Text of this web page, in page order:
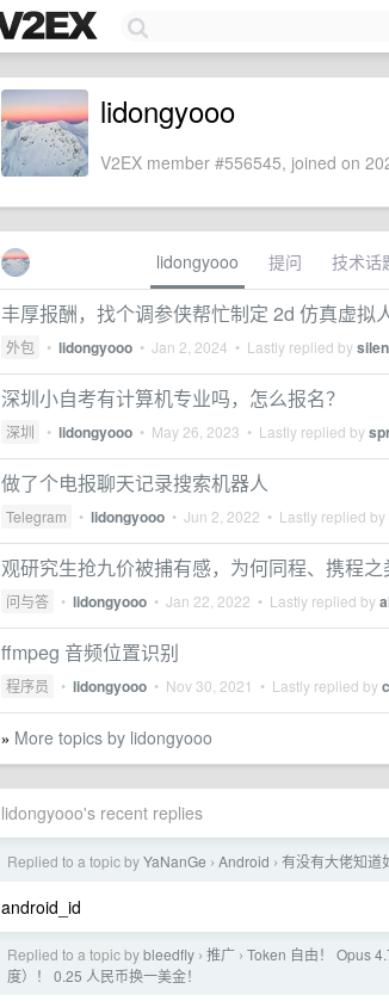
lidongyooo
V2EX member #556545, joined on
lidongyooo 提问 技术话
丰厚报酬，找个调参侠帮忙制定 2d 仿真虚拟
外包 • lidongyooo • Jan 2, 2024 • Lastly replied by
深圳小自考有计算机专业吗，怎么报名？
深圳 • lidongyooo • May 26, 2023 • Lastly replied by
做了个电报聊天记录搜索机器人
Telegram • lidongyooo • Jun 2, 2022 • Lastly replied by
观研究生抢九价被捕有感，为何同程、携程
问与答 • lidongyooo • Jan 22, 2022 • Lastly replied by
ffmpeg 音频位置识别
程序员 • lidongyooo • Nov 30, 2021 • Lastly replied by
» More topics by lidongyooo
lidongyooo's recent replies
Replied to a topic byYaNanGe › Android › 有没有大佬知道
android_id
Replied to a topic bybleedfly › 推广 › Token 自由！ Opus
度）！ 0.25 人民币换一美金！